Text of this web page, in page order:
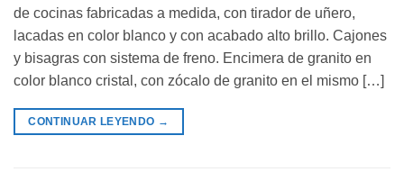
de cocinas fabricadas a medida, con tirador de uñero,
lacadas en color blanco y con acabado alto brillo. Cajones
y bisagras con sistema de freno. Encimera de granito en
color blanco cristal, con zócalo de granito en el mismo […]
CONTINUAR LEYENDO →